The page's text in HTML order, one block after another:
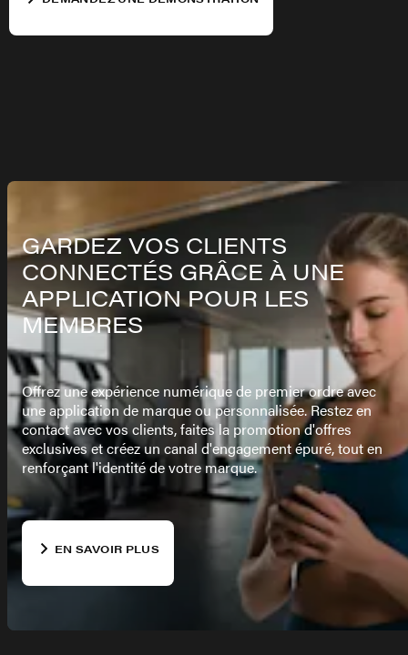
GARDEZ VOS CLIENTS
CONNECTÉS GRÂCE À UNE
APPLICATION POUR LES
MEMBRES
Offrez une expérience numérique de premier ordre avec
une application de marque ou personnalisée. Restez en
contact avec vos clients, faites la promotion d'offres
exclusives et créez un canal d'engagement épuré, tout en
renforçant l'identité de votre marque.
EN SAVOIR PLUS